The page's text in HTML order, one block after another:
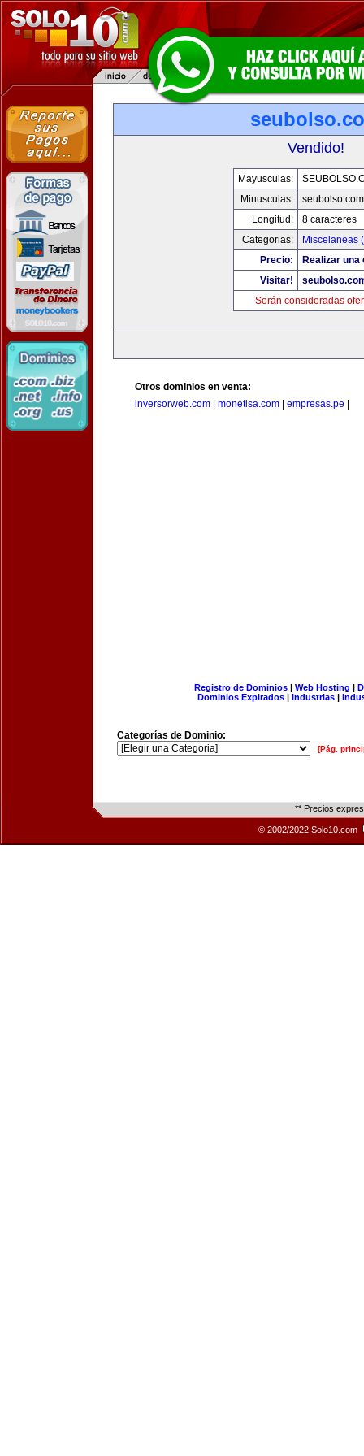
Vendido!
Mayusculas:
Minusculas:
seubolso.com
Longitud:
8 caracteres
Categorias:
Miscelaneas
Precio:
Realizar una
Visitar!
Serán consideradas
Otros dominios en venta:
inversorweb.com
monetisa.com empresas.pe
Registro de Dominios| Web Hosting |
Dominios Expirados | Industrias |
Categorías de Dominio:
[Pág.
** Precios
© 2002/2022 Solo10.com